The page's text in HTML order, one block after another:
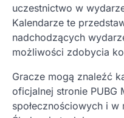
uczestnictwo w
Kalendarze te
nadchodzących
możliwości zdobycia
Gracze mogą znaleźć
oficjalnej stronie PUBG
społecznościowych i w